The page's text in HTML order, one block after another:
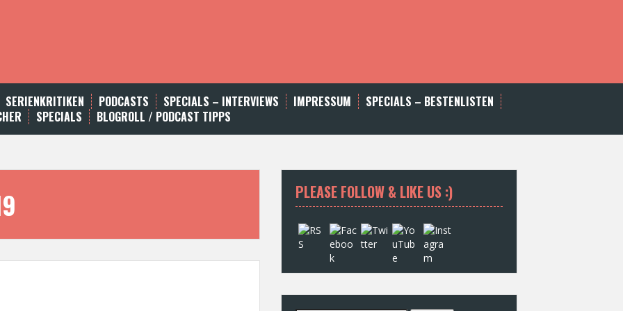
SERIENKRITIKEN PODCASTS SPECIALS – INTERVIEWS IMPRESSUM
SPECIALS – BESTENLISTEN
SPECIALS BLOGROLL / PODCAST TIPPS
PLEASE FOLLOW & LIKE US :)